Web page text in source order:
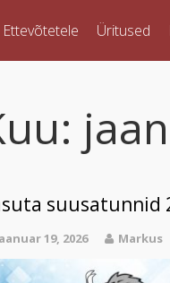
Ettevõtetele Üritused
suusatunnid
19, 2026 Markus